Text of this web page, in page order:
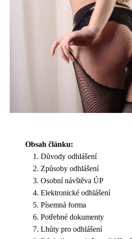
Obsah článku:
Důvody odhlášení
Způsoby odhlášení
Osobní návštěva ÚP
Elektronické odhlášení
Písemná forma
Potřebné dokumenty
Lhůty pro odhlášení